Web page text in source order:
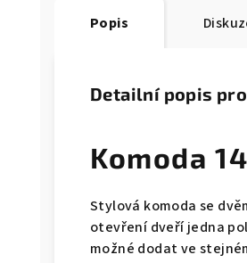
Popis
Detailní popis
Komoda
Stylová komoda se
otevření dveří jedna
možné dodat ve